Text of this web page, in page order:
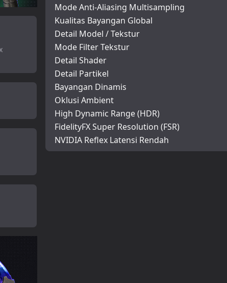
Mode Anti-Aliasing Multisampling
Kualitas Bayangan Global
Detail Model / Tekstur
Mode Filter Tekstur
Detail Shader
Detail Partikel
Bayangan Dinamis
Oklusi Ambient
High Dynamic Range (HDR)
FidelityFX Super Resolution (FSR)
NVIDIA Reflex Latensi Rendah